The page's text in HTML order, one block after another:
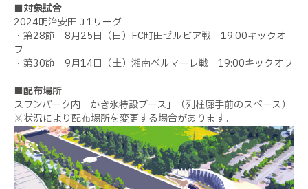
■対象試合
2024明治安田Ｊ1リーグ
・第28節 8月25日（日）FC町田ゼルビア戦 19:00キックオ
フ
・第30節 9月14日（土）湘南ベルマーレ戦 19:00キックオフ
■配布場所
スワンパーク内「かき氷特設ブース」（列柱廊手前のスペース）
※状況により配布場所を変更する場合があります。